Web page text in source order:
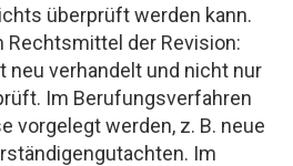
überprüft werden kann.
Rechtsmittel der Revision:
neu verhandelt und nicht nur
Im Berufungsverfahren
vorgelegt werden, z. B. neue
Im